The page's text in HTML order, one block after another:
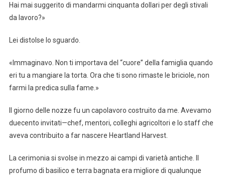
Hai mai suggerito di mandarmi cinquanta dollari per degli stivali
da lavoro?»
Lei distolse lo sguardo.
«Immaginavo. Non ti importava del “cuore” della famiglia quando
eri tu a mangiare la torta. Ora che ti sono rimaste le briciole, non
farmi la predica sulla fame.»
Il giorno delle nozze fu un capolavoro costruito da me. Avevamo
duecento invitati—chef, mentori, colleghi agricoltori e lo staff che
aveva contribuito a far nascere Heartland Harvest.
La cerimonia si svolse in mezzo ai campi di varietà antiche. Il
profumo di basilico e terra bagnata era migliore di qualunque